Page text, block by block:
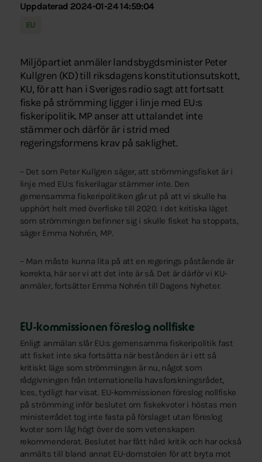
Uppdaterad 2024-01-24 14:59:04
EU
Miljöpartiet anmäler landsbygdsminister Peter
Kullgren (KD) till riksdagens konstitutionsutskott,
KU, för att han i Sveriges radio sagt att fortsatt
fiske på strömming ligger i linje med EU:s
fiskeripolitik. MP anser att uttalandet inte
stämmer och därför är i strid med
regeringsformens krav på saklighet.
– Det som Peter Kullgren säger, att strömmingsfisket är i
linje med EU:s fiskerilagar stämmer inte. Den
gemensamma fiskeripolitiken går ut på att vi skulle ha
upphört helt med överfiske till 2020. I det kritiska läget
som strömmingen befinner sig i skulle fisket ha stoppats,
säger Emma Nohrén, MP.
– Man måste kunna lita på att en regerings påstående är
korrekta, här ser vi att det inte är så. Det är därför vi KU-
anmäler, fortsätter Emma Nohrén till Dagens Nyheter.
EU-kommissionen föreslog nollfiske
Enligt anmälan slår EU:s gemensamma fiskeripolitik fast
att fisket inte ska fortsätta när bestånden är i ett så
kritiskt läge som strömmingen är nu, något som
rådgivningen från Internationella havsforskningsrådet,
Ices, tydligt har visat. EU-kommissionen föreslog nollfiske
på strömming inför beslutet om fiskekvoter i höstas men
ministerrådet tog inte fasta på förslaget utan föreslog
kvoter som låg högt över de som vetenskapen
rekommenderat. Beslutet har fått hård kritik och har också
anmälts till bland annat EU-domstolen för att bryta mot